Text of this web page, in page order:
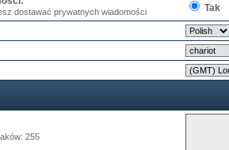
dostawać prywatnych wiadomości Tak
255